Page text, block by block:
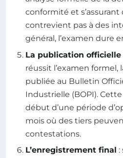
conformité et
contrevient pas à des
général, l’examen dure
La publication officielle
réussit l’examen formel,
publiée au Bulletin
Industrielle (BOPI).
début d’une période
mois où des tiers
contestations.
L’enregistrement final :